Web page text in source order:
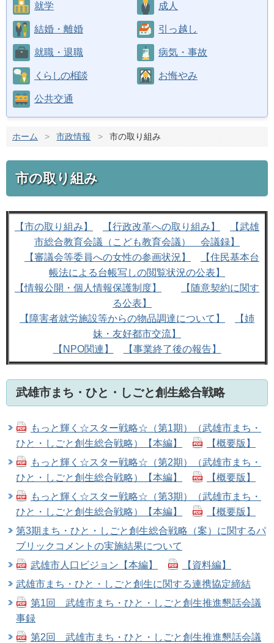
就学 成人
結婚・離婚 引っ越し
就職・退職 病気・事故
くらしの相談 お悔やみ
公共交通
ホーム > 市政情報 > 市の取り組み
市の取り組み
【市の取り組み】 【行政改革への取り組み】
【武雄
市総合教育会議（こども教育会議） 会議録】
【審議会等委員への女性の参画状況】
【住民基本台
帳法による台帳写しの閲覧状況の公表】
【情報公開・個人情報保護制度】
【随意契約に関す
る公表】
【障害者就労施設等からの物品調達について】
【姉
妹・友好都市交流】
【NPO関連】
【事業終了後の報告】
武雄市まち・ひと・しごと創生総合戦略
もっと輝く☆スター戦略☆（第1期）（武雄市まち・
ひと・しごと創生総合戦略）【本編】
【概要版】
もっと輝く☆スター戦略☆（第2期）（武雄市まち・
ひと・しごと創生総合戦略）【本編】
【概要版】
もっと輝く☆スター戦略☆（第3期）（武雄市まち・
ひと・しごと創生総合戦略）【本編】
【概要版】
第3期まち・ひと・しごと創生総合戦略（案）に関するパ
ブリックコメントの実施結果について
武雄市人口ビジョン【本編】
【資料編】
武雄市まち・ひと・しごと創生に関する連携協定締結
第1回 武雄市まち・ひと・しごと創生推進懇話会議
事録
第2回 武雄市まち・ひと・しごと創生推進懇話会議